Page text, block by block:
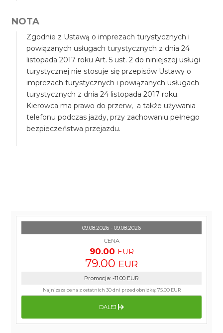
NOTA
Zgodnie z Ustawą o imprezach turystycznych i
powiązanych usługach turystycznych z dnia 24
listopada 2017 roku Art. 5 ust. 2 do niniejszej usługi
turystycznej nie stosuje się przepisów Ustawy o
imprezach turystycznych i powiązanych usługach
turystycznych z dnia 24 listopada 2017 roku.
Kierowca ma prawo do przerw, a także używania
telefonu podczas jazdy, przy zachowaniu pełnego
bezpieczeństwa przejazdu.
09.08.2026 - 09.08.2026
CENA
90.00 EUR
79.00 EUR
Promocja: -11.00 EUR
Najniższa cena z ostatnich 30 dni przed obniżką:75.00 EUR
DALEJ